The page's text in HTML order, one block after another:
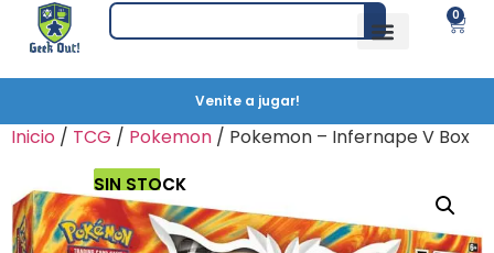
0
Venite a jugar!
Inicio / TCG / Pokemon / Pokemon – Infernape V Box
SIN STOCK